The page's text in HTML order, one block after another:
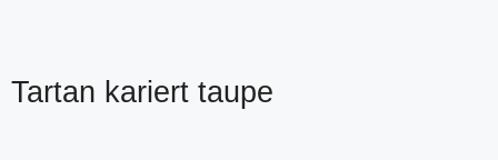
Tartan kariert taupe